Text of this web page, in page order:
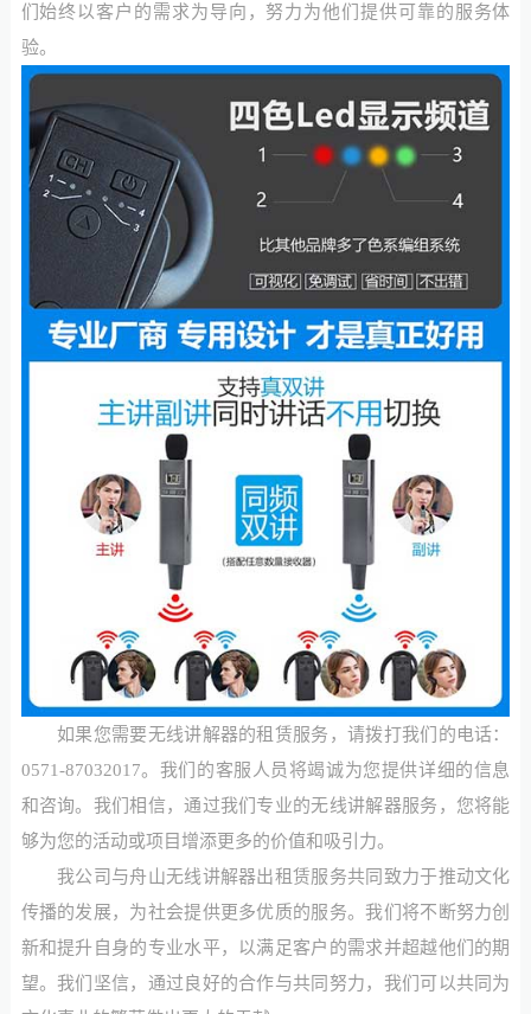
们始终以客户的需求为导向，努力为他们提供可靠的服务体
验。
如果您需要无线讲解器的租赁服务，请拨打我们的电话：
0571-87032017。我们的客服人员将竭诚为您提供详细的信息
和咨询。我们相信，通过我们专业的无线讲解器服务，您将能
够为您的活动或项目增添更多的价值和吸引力。
我公司与舟山无线讲解器出租赁服务共同致力于推动文化
传播的发展，为社会提供更多优质的服务。我们将不断努力创
新和提升自身的专业水平，以满足客户的需求并超越他们的期
望。我们坚信，通过良好的合作与共同努力，我们可以共同为